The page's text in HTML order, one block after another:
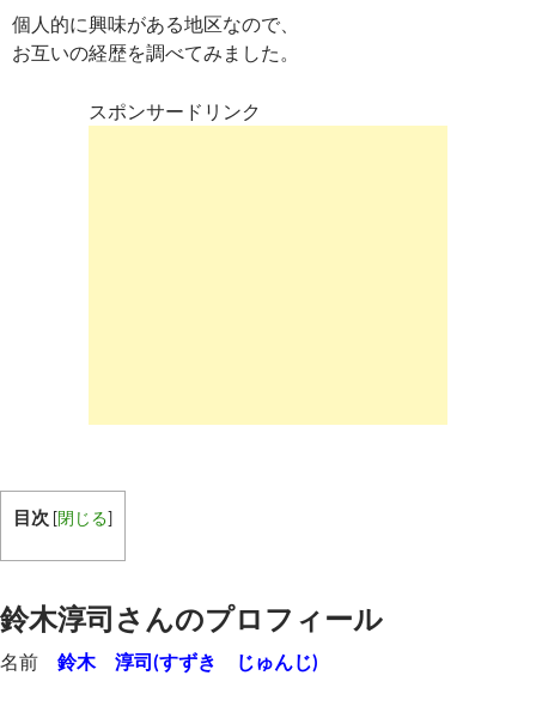
個人的に興味がある地区なので、
お互いの経歴を調べてみました。
スポンサードリンク
目次 [閉じる]
鈴木淳司さんのプロフィール
名前 鈴木 淳司(すずき じゅんじ)